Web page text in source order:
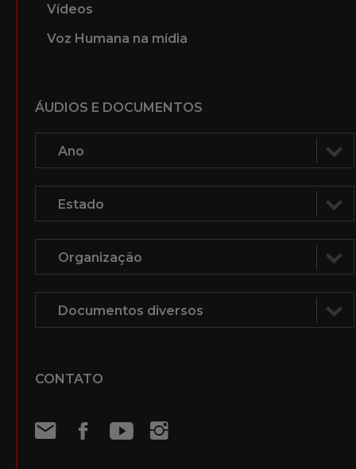
Vídeos
Voz Humana na mídia
ÁUDIOS E DOCUMENTOS
CONTATO